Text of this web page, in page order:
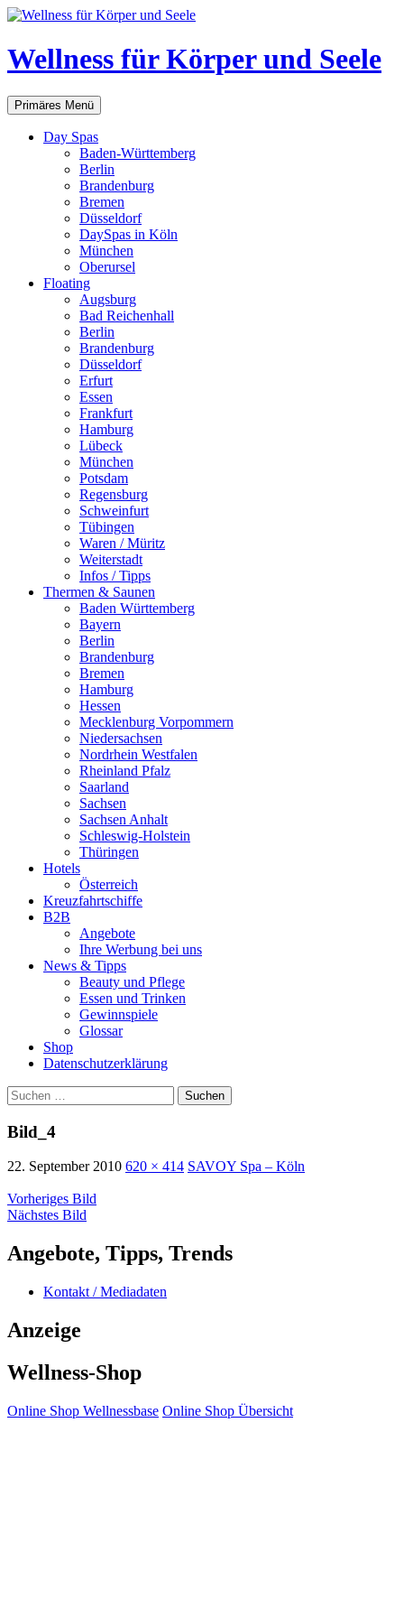
Zum
springen
Wellness für Körper und Seele
Suchen
Primäres Menü
Day Spas
Baden-Württemberg
Berlin
Brandenburg
Bremen
Düsseldorf
DaySpas in Köln
München
Oberursel
Floating
Augsburg
Bad Reichenhall
Berlin
Brandenburg
Düsseldorf
Erfurt
Essen
Frankfurt
Hamburg
Lübeck
München
Potsdam
Regensburg
Schweinfurt
Tübingen
Waren / Müritz
Weiterstadt
Infos / Tipps
Thermen & Saunen
Baden Württemberg
Bayern
Berlin
Brandenburg
Bremen
Hamburg
Hessen
Mecklenburg Vorpommern
Niedersachsen
Nordrhein Westfalen
Rheinland Pfalz
Saarland
Sachsen
Sachsen Anhalt
Schleswig-Holstein
Thüringen
Hotels
Österreich
Kreuzfahrtschiffe
B2B
Angebote
Ihre Werbung bei uns
News & Tipps
Beauty und Pflege
Essen und Trinken
Gewinnspiele
Glossar
Shop
Datenschutzerklärung
Suchen
nach:
Bild_4
22. September 2010 620 × 414 SAVOY Spa – Köln
Vorheriges Bild
Nächstes Bild
Angebote, Tipps, Trends
Kontakt / Mediadaten
Anzeige
Wellness-Shop
Online Shop Wellnessbase Online Shop Übersicht